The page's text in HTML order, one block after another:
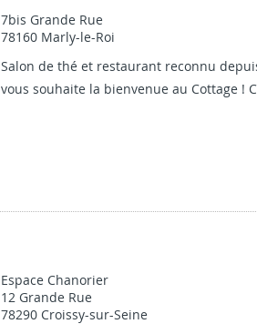
7bis Grande Rue
78160 Marly-le-Roi
Salon de thé et restaurant reconnu
vous souhaite la bienvenue au Cottage !
Espace Chanorier
12 Grande Rue
78290 Croissy-sur-Seine